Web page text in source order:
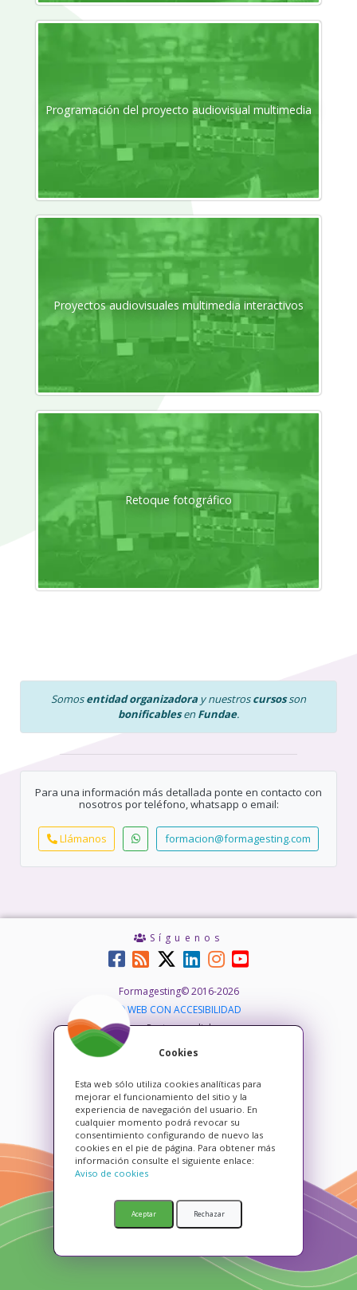
Cookies
Esta web sólo utiliza cookies analíticas para
mejorar el funcionamiento del sitio y la
experiencia de navegación del usuario. En
cualquier momento podrá revocar su
consentimiento configurando de nuevo las
cookies en el pie de página. Para obtener más
información consulte el siguiente enlace:
Aviso de cookies
Aceptar Rechazar
Programación del proyecto audiovisual multimedia
Proyectos audiovisuales multimedia interactivos
Retoque fotográfico
Somosentidad organizadora y nuestroscursosson
bonificablesenFundae.
Para una información más detallada ponte en contacto con
nosotros por teléfono, whatsapp o email:
Llámanos formacion@formagesting.com
Formagesting© 2016-2026
WEB CON ACCESIBILIDAD
Pacto mundial
Blog de Formagesting
Política de cookies
Aviso legal
Síguenos